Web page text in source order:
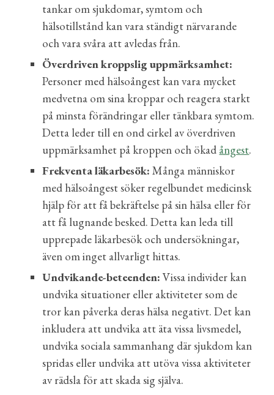
tankar om sjukdomar, symtom och
hälsotillstånd kan varaständigt närvarande
och vara svåra att avledas från.
Överdriven kroppslig uppmärksamhet:
Personer med hälsoångest kan vara mycket
medvetna om sina kroppar och reagera starkt
på minsta förändringar eller tänkbara symtom.
Detta leder till en ond cirkel av överdriven
uppmärksamhet på kroppen och ökad ångest.
Frekventa läkarbesök: Många människor
med hälsoångest söker regelbundet medicinsk
hjälp för att få bekräftelse på sin hälsa eller för
att få lugnande besked. Detta kan leda till
upprepade läkarbesök och undersökningar,
även om inget allvarligt hittas.
Undvikande-beteenden:Vissa individer kan
undvika situationer eller aktiviteter som de
tror kan påverka deras hälsa negativt. Det kan
inkludera att undvika att äta vissa livsmedel,
undvika sociala sammanhang där sjukdom kan
spridas eller undvika att utöva vissa aktiviteter
av rädsla för att skada sig själva.